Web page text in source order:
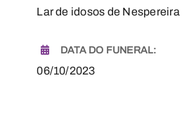
Lar de idosos de Nespereira
DATA DO FUNERAL:
06/10/2023